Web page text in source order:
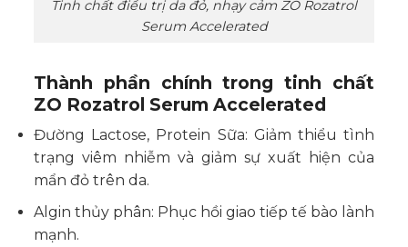
Tinh chất điều trị da đỏ, nhạy cảm ZO Rozatrol
Serum Accelerated
Thành phần chính trong tinh chất
ZO Rozatrol Serum Accelerated
Đường Lactose, Protein Sữa: Giảm thiểu tình
trạng viêm nhiễm và giảm sự xuất hiện của
mẩn đỏ trên da.
Algin thủy phân: Phục hồi giao tiếp tế bào lành
mạnh.